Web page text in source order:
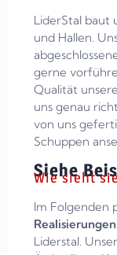
LiderStal baut
und Hallen.
gerne
Qualität
uns genau
von uns
Schuppen
Siehe
Wie sieht
Im Folgenden
Liderstal.